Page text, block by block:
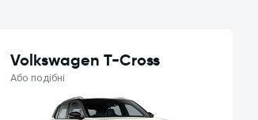
Volkswagen T-Cross
Або подібні